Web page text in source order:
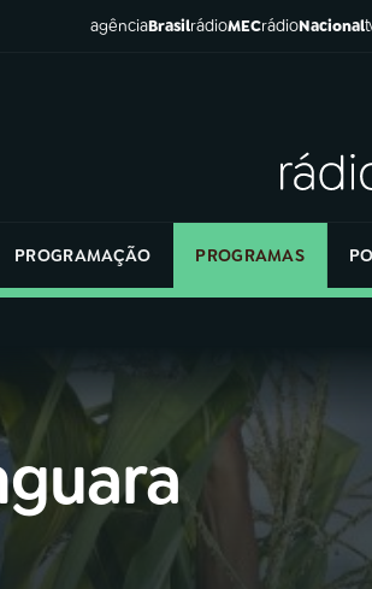
agênciaBrasilrádioMECrádioNacional
PROGRAMAÇÃO PROGRAMAS
Buscar